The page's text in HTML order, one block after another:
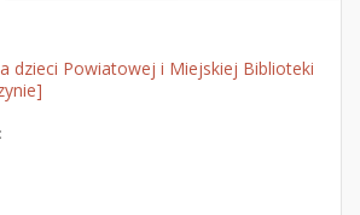
dzieci Powiatowej i Miejskiej Biblioteki